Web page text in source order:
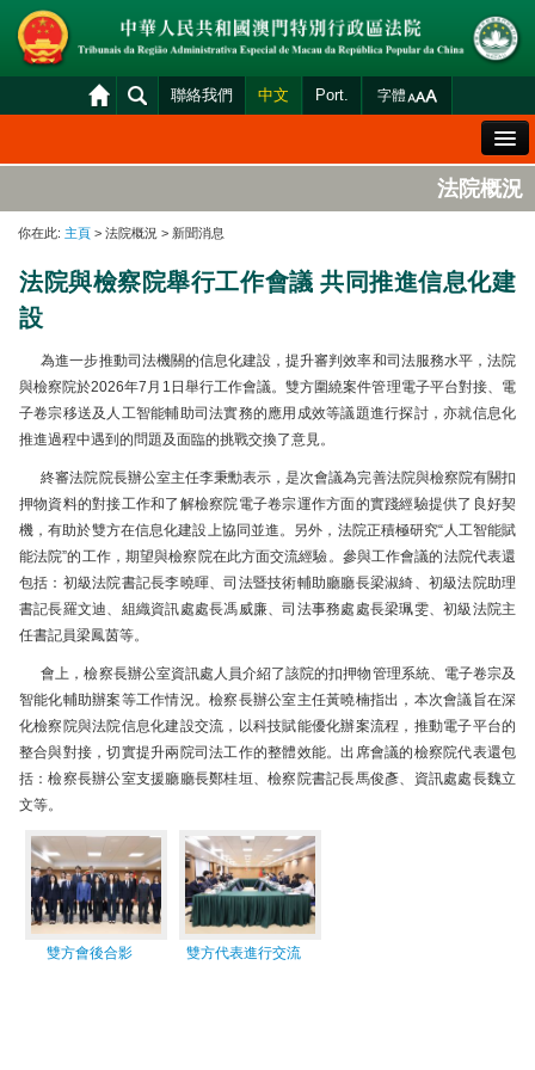
聯絡我們 中文 Port. 字體
法院概況
案件分發及排期
統計資料
財產申報查閱
下載區
法院電子平台
法院概況
你在此: 主頁 > 法院概況 > 新聞消息
法院與檢察院舉行工作會議 共同推進信息化建
設
為進一步推動司法機關的信息化建設，提升審判效率和司法服務水平，法院
與檢察院於2026年7月1日舉行工作會議。雙方圍繞案件管理電子平台對接、電
子卷宗移送及人工智能輔助司法實務的應用成效等議題進行探討，亦就信息化
推進過程中遇到的問題及面臨的挑戰交換了意見。
終審法院院長辦公室主任李秉勳表示，是次會議為完善法院與檢察院有關扣
押物資料的對接工作和了解檢察院電子卷宗運作方面的實踐經驗提供了良好契
機，有助於雙方在信息化建設上協同並進。另外，法院正積極研究“人工智能賦
能法院”的工作，期望與檢察院在此方面交流經驗。參與工作會議的法院代表還
包括：初級法院書記長李曉暉、司法暨技術輔助廳廳長梁淑綺、初級法院助理
書記長羅文迪、組織資訊處處長馮威廉、司法事務處處長梁珮雯、初級法院主
任書記員梁鳳茵等。
會上，檢察長辦公室資訊處人員介紹了該院的扣押物管理系統、電子卷宗及
智能化輔助辦案等工作情況。檢察長辦公室主任黃曉楠指出，本次會議旨在深
化檢察院與法院信息化建設交流，以科技賦能優化辦案流程，推動電子平台的
整合與對接，切實提升兩院司法工作的整體效能。出席會議的檢察院代表還包
括：檢察長辦公室支援廳廳長鄭桂垣、檢察院書記長馬俊彥、資訊處處長魏立
文等。
雙方會後合影 雙方代表進行交流